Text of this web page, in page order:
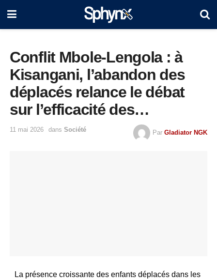
Conflit Mbole-Lengola : à
Kisangani, l’abandon des
déplacés relance le débat
sur l’efficacité des
programmes de réparation
11 mai 2026 dans Société Par Gladiator NGK
La présence croissante des enfants déplacés dans les